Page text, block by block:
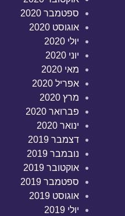
ספטמבר 2020
אוגוסט 2020
יולי 2020
יוני 2020
מאי 2020
אפריל 2020
מרץ 2020
פברואר 2020
ינואר 2020
דצמבר 2019
נובמבר 2019
אוקטובר 2019
ספטמבר 2019
אוגוסט 2019
יולי 2019